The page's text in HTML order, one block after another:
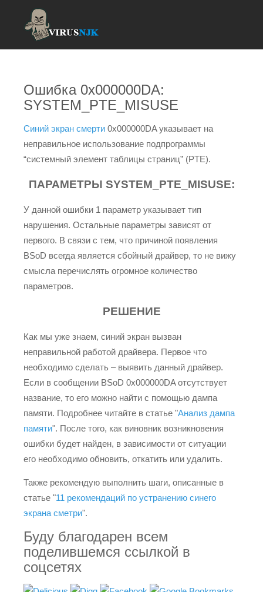
Ошибка 0x000000DA:
SYSTEM_PTE_MISUSE
Синий экран смерти 0x000000DA указывает на
неправильное использование подпрограммы
“системный элемент таблицы страниц” (PTE).
ПАРАМЕТРЫ SYSTEM_PTE_MISUSE:
У данной ошибки 1 параметр указывает тип
нарушения. Остальные параметры зависят от
первого. В связи с тем, что причиной появления
BSoD всегда является сбойный драйвер, то не вижу
смысла перечислять огромное количество
параметров.
РЕШЕНИЕ
Как мы уже знаем, синий экран вызван
неправильной работой драйвера. Первое что
необходимо сделать – выявить данный драйвер.
Если в сообщении BSoD 0x000000DA отсутствует
название, то его можно найти с помощью дампа
памяти. Подробнее читайте в статье "Анализ дампа
памяти". После того, как виновник возникновения
ошибки будет найден, в зависимости от ситуации
его необходимо обновить, откатить или удалить.
Также рекомендую выполнить шаги, описанные в
статье "11 рекомендаций по устранению синего
экрана сметри".
Буду благодарен всем
поделившемся ссылкой в
соцсетях